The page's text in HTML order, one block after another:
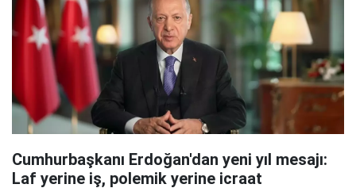
Cumhurbaşkanı Erdoğan'dan yeni yıl mesajı:
Laf yerine iş, polemik yerine icraat